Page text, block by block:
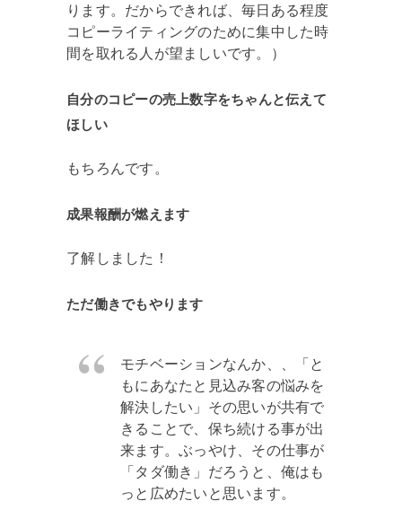
ります。だからできれば、毎日ある程度
コピーライティングのために集中した時
間を取れる人が望ましいです。）
自分のコピーの売上数字をちゃんと伝えて
ほしい
もちろんです。
成果報酬が燃えます
了解しました！
ただ働きでもやります
モチベーションなんか、、「と
もにあなたと見込み客の悩みを
解決したい」その思いが共有で
きることで、保ち続ける事が出
来ます。ぶっやけ、その仕事が
「タダ働き」だろうと、俺はも
っと広めたいと思います。